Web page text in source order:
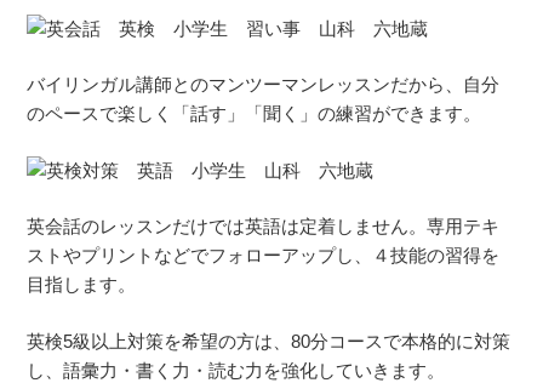
バイリンガル講師とのマンツーマンレッスンだから、自分
のペースで楽しく「話す」「聞く」の練習ができます。
英会話のレッスンだけでは英語は定着しません。専用テキ
ストやプリントなどでフォローアップし、４技能の習得を
目指します。
英検5級以上対策を希望の方は、80分コースで本格的に対策
し、語彙力・書く力・読む力を強化していきます。